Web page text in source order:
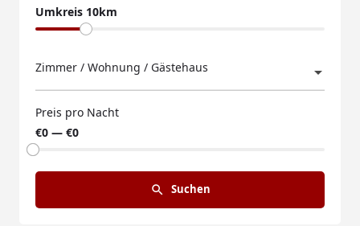
Umkreis 10km
Zimmer / Wohnung / Gästehaus
Preis pro Nacht
€0 — €0
Suchen